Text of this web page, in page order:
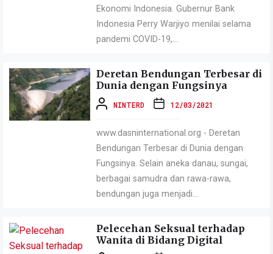
Ekonomi Indonesia. Gubernur Bank
Indonesia Perry Warjiyo menilai selama
pandemi COVID-19,...
Deretan Bendungan Terbesar di
Dunia dengan Fungsinya
NINTERD 12/03/2021
www.dasninternational.org - Deretan
Bendungan Terbesar di Dunia dengan
Fungsinya. Selain aneka danau, sungai,
berbagai samudra dan rawa-rawa,
bendungan juga menjadi...
Pelecehan Seksual terhadap
Wanita di Bidang Digital